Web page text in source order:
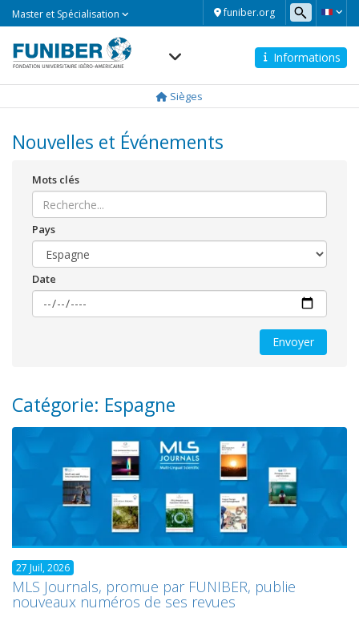
funiber.org
Master et Spécialisation
Informations
Sièges
Nouvelles et Événements
Mots clés
Pays
Date
Catégorie: Espagne
27 Juil, 2026
MLS Journals, promue par FUNIBER, publie
nouveaux numéros de ses revues